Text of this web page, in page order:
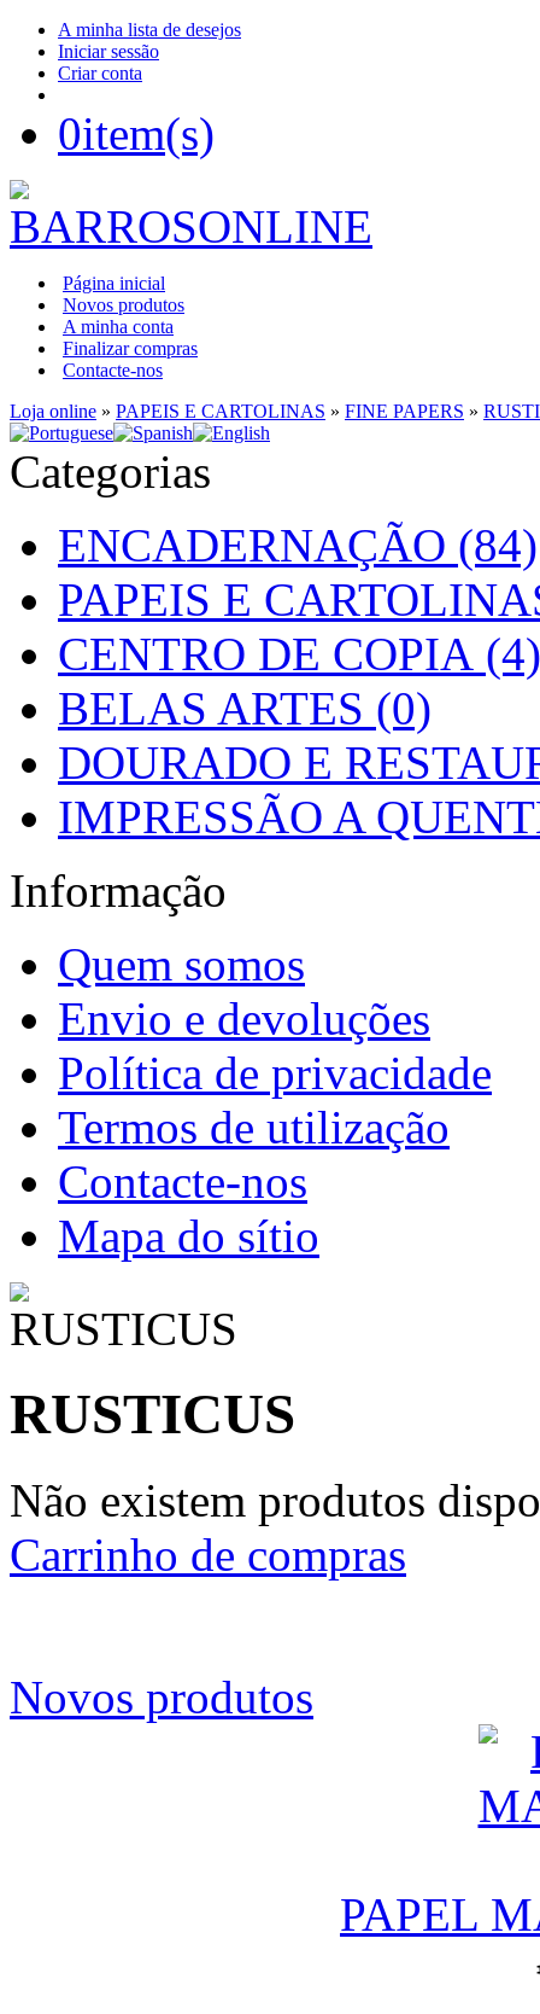
A minha lista de desejos
Iniciar sessão
Criar conta
0item(s)
Página inicial
Novos produtos
A minha conta
Finalizar compras
Contacte-nos
Loja online » PAPEIS E CARTOLINAS » FINE PAPERS »
Categorias
ENCADERNAÇÃO (84)
PAPEIS E
CENTRO DE COPIA (4)
BELAS ARTES (0)
DOURADO E
IMPRESSÃO A
Informação
Quem somos
Envio e devoluções
Política de privacidade
Termos de utilização
Contacte-nos
Mapa do sítio
RUSTICUS
Não existem produtos
Carrinho de compras
Novos produtos
PAPEL